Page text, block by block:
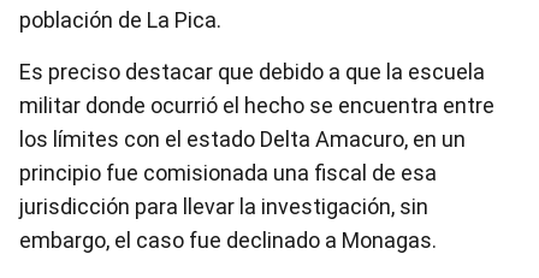
población de La Pica.
Es preciso destacar que debido a que la escuela
militar donde ocurrió el hecho se encuentra entre
los límites con el estado Delta Amacuro, en un
principio fue comisionada una fiscal de esa
jurisdicción para llevar la investigación, sin
embargo, el caso fue declinado a Monagas.